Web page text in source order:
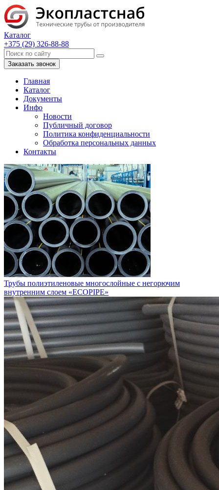
Каталог
+375 (29) 326-88-88
Заказать звонок
Главная
Каталог
Документы
Инфо
Новости
Публичный договор
Политика конфиденциальности
Обработка персональных данных
Контакты
Трубы полиэтиленовые многослойные с негорючим
внутренним слоем «ECOPIPE»